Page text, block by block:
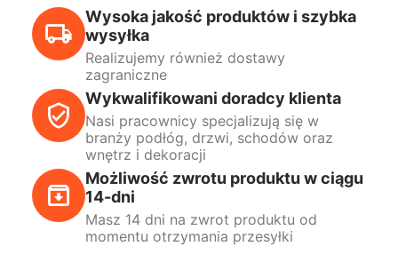
Wysoka jakość produktów i szybka
wysyłka
Realizujemy również dostawy
zagraniczne
Wykwalifikowani doradcy klienta
Nasi pracownicy specjalizują się w
branży podłóg, drzwi, schodów oraz
wnętrz i dekoracji
Możliwość zwrotu produktu w ciągu
14-dni
Masz 14 dni na zwrot produktu od
momentu otrzymania przesyłki